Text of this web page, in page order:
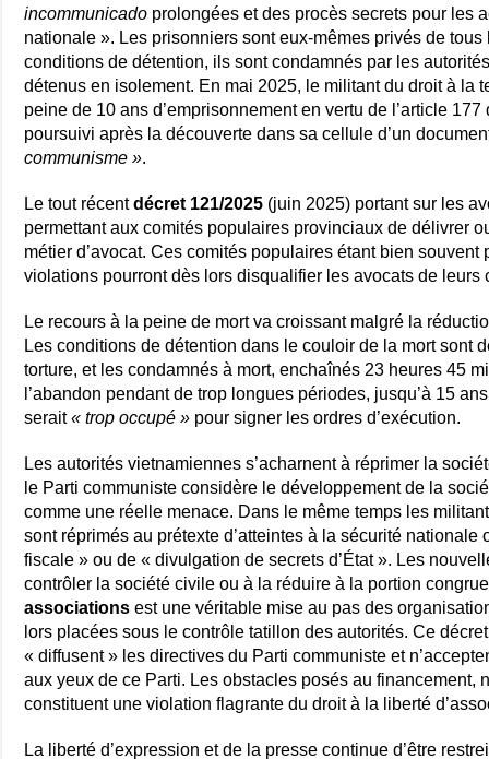
incommunicado prolongées et des procès secrets pour les
nationale ». Les prisonniers sont eux-mêmes privés de
conditions de détention, ils sont condamnés par les
détenus en isolement. En mai 2025, le militant du droit à la
peine de 10 ans d’emprisonnement en vertu de l’article
poursuivi après la découverte dans sa cellule d’un
communisme ».
Le tout récentdécret 121/2025 (juin 2025) portant sur les
permettant aux comités populaires provinciaux de délivrer
métier d’avocat. Ces comités populaires étant bien
violations pourront dès lors disqualifier les avocats de leurs
Le recours à la peine de mort va croissant malgré la
Les conditions de détention dans le couloir de la mort sont
torture, et les condamnés à mort, enchaînés 23 heures 45
l’abandon pendant de trop longues périodes, jusqu’à 15
serait« trop occupé » pour signer les ordres d’exécution.
Les autorités vietnamiennes s’acharnent à réprimer la
le Parti communiste considère le développement de la
comme une réelle menace. Dans le même temps les
sont réprimés au prétexte d’atteintes à la sécurité nationale
fiscale » ou de « divulgation de secrets d’État ». Les
contrôler la société civile ou à la réduire à la portion
associations est une véritable mise au pas des
lors placées sous le contrôle tatillon des autorités. Ce
« diffusent » les directives du Parti communiste et
aux yeux de ce Parti. Les obstacles posés au financement,
constituent une violation flagrante du droit à la liberté
La liberté d’expression et de la presse continue d’être